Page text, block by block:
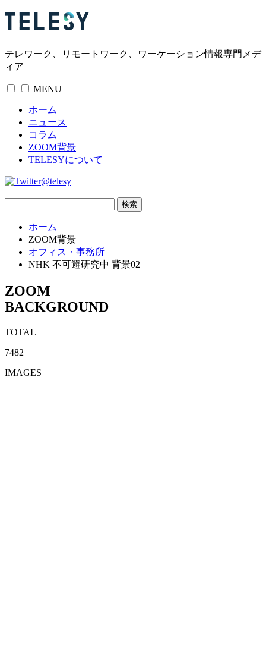
テレワーク、リモートワーク、ワーケーション情報専門メデ
ィア
MENU
ホーム
ニュース
コラム
ZOOM背景
TELESYについて
@telesy
ホーム
ZOOM背景
オフィス・事務所
NHK 不可避研究中 背景02
ZOOM
BACKGROUND
TOTAL
7482
IMAGES